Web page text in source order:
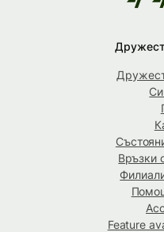
Връзки
Feature